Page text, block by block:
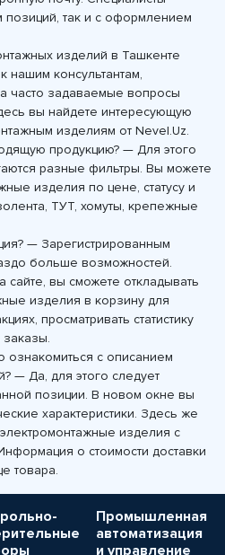
позиций, так и с оформлением
изделий в Ташкенте
нашим консультантам,
часто задаваемые вопросы
вы найдете интересующую
изделиям от Nevel.Uz.
продукцию? — Для этого
разные фильтры. Вы можете
изделия по цене, статусу и
ТУТ, хомуты, крепежные
— Зарегистрированным
больше возможностей.
сайте, вы сможете откладывать
изделия в корзину для
просматривать статистику
заказы.
ознакомиться с описанием
— Да, для этого следует
позиции. В новом окне вы
характеристики. Здесь же
изделия с
о стоимости доставки
товара.
Промышленная
автоматизация
и управление